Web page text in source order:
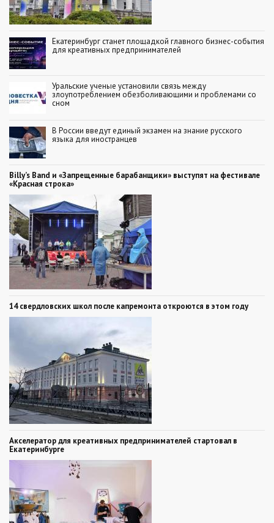
Екатеринбург станет площадкой главного бизнес-события
для креативных предпринимателей
Уральские ученые установили связь между
злоупотреблением обезболивающими и проблемами со
сном
В России введут единый экзамен на знание русского
языка для иностранцев
Billy’s Band и «Запрещенные барабанщики» выступят на фестивале
«Красная строка»
14 свердловских школ после капремонта откроются в этом году
Акселератор для креативных предпринимателей стартовал в
Екатеринбурге